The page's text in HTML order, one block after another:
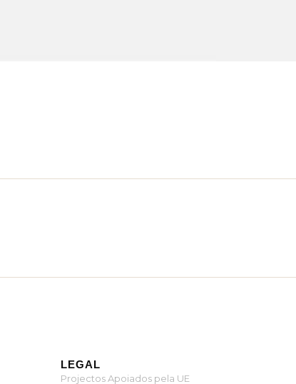
LEGAL
Projectos Apoiados pela UE